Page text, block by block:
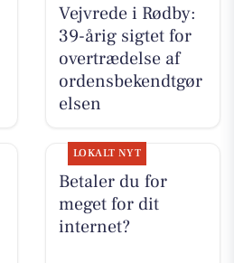
Vejvrede i Rødby:
39-årig sigtet for
overtrædelse af
ordensbekendtgør
elsen
LOKALT NYT
Betaler du for
meget for dit
internet?